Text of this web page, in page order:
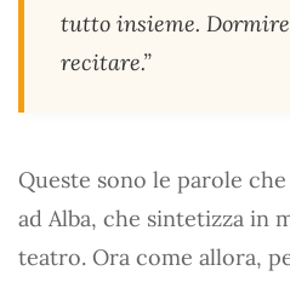
tutto insieme.
recitare.”
Queste sono le parole
ad Alba, che sintetizza in
teatro. Ora come allora,